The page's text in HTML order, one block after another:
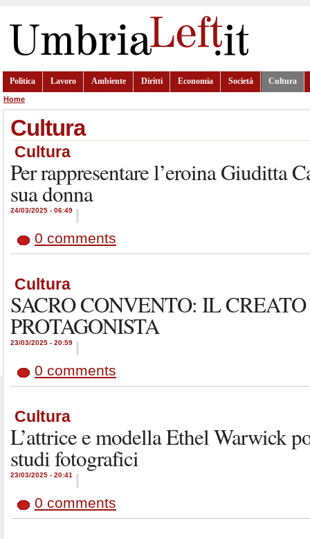
Politica Lavoro Ambiente Diritti Economia Società Cultura
Home
Cultura
Cultura
Per rappresentare l’eroina Giuditta
sua donna
24/03/2025 - 06:49 |
0 comments
Cultura
SACRO CONVENTO: IL
PROTAGONISTA
23/03/2025 - 20:59 |
0 comments
Cultura
L’attrice e modella Ethel Warwick
studi fotografici
23/03/2025 - 20:41
|
0 comments